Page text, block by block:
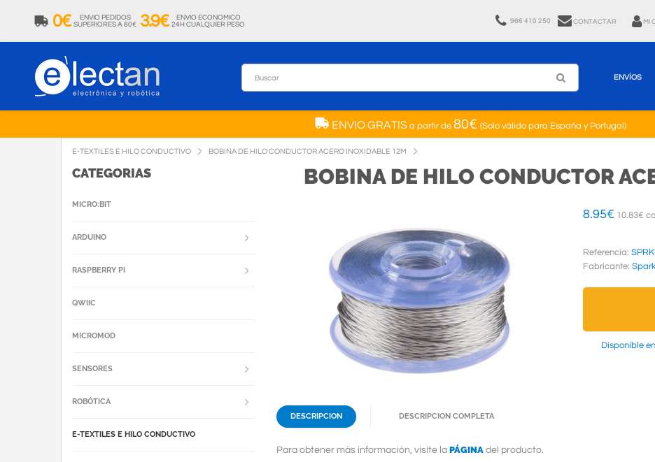
0€
ENVIO PEDIDOS
SUPERIORES A 80€ 3.9€
ENVIO ECONOMICO
24H CUALQUIER PESO
966 410 250 CONTACTAR MI
ENVÍOS
ENVIO GRATISa partir de 80€ (Solo válido para España y Portugal)
E-TEXTILES E HILO CONDUCTIVO BOBINA DE HILO CONDUCTOR ACERO INOXIDABLE 12M
BOBINA DE HILO CONDUCTOR
8.95€ 10.83€
Referencia:
Fabricante:
Disponible
DESCRIPCION DESCRIPCION COMPLETA
Para obtener más información, visite la PÁGINA del producto.
CATEGORIAS
MICRO:BIT
ARDUINO
RASPBERRY PI
QWIIC
MICROMOD
SENSORES
ROBÓTICA
E-TEXTILES E HILO CONDUCTIVO